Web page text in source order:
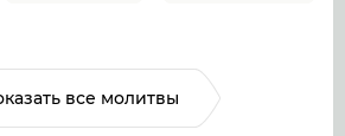
все молитвы